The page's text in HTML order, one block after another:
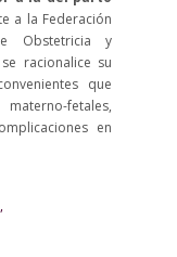
a la Federación
Obstetricia y
racionalice su
que
fetales,
en
TORRES
Nacional